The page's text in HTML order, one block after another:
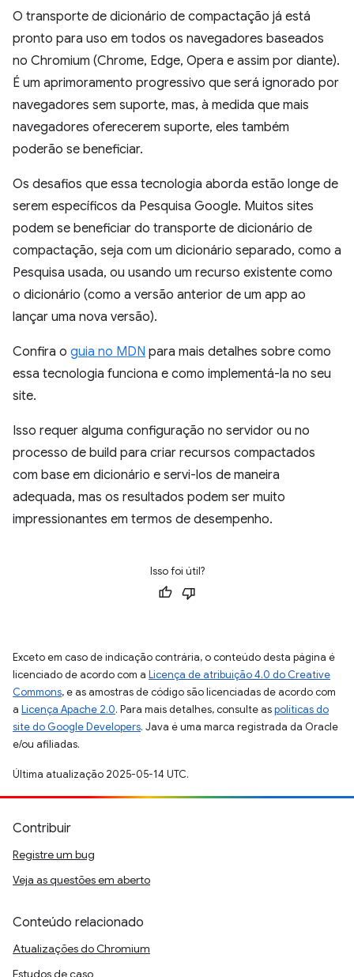
O transporte de dicionário de compactação já está
pronto para uso em todos os navegadores baseados
no Chromium (Chrome, Edge, Opera e assim por diante).
É um aprimoramento progressivo que será ignorado por
navegadores sem suporte, mas, à medida que mais
navegadores oferecerem suporte, eles também
poderão se beneficiar.
Os desafios que essa tecnologia aborda estão longe de
serem específicos da Pesquisa Google. Muitos sites
podem se beneficiar do transporte de dicionário de
compactação, seja com um dicionário separado, como a
Pesquisa usada, ou usando um recurso existente como
o dicionário (como a versão anterior de um app ao
lançar uma nova versão).
Confira o guia no MDN para mais detalhes sobre como
essa tecnologia funciona e como implementá-la no seu
site.
Isso requer alguma configuração no servidor ou no
processo de build para criar recursos compactados
com base em dicionário e servi-los de maneira
adequada, mas os resultados podem ser muito
impressionantes em termos de desempenho.
Isso foi útil?
Exceto em caso de indicação contrária, o conteúdo desta página é
licenciado de acordo com a Licença de atribuição 4.0 do Creative
Commons, e as amostras de código são licenciadas de acordo com
a Licença Apache 2.0. Para mais detalhes, consulte aspolíticas do
site do Google Developers. Java é uma marca registrada da Oracle
e/ou afiliadas.
Última atualização 2025-05-14 UTC.
Contribuir
Registre um bug
Veja as questões em aberto
Conteúdo relacionado
Atualizações do Chromium
Estudos de caso